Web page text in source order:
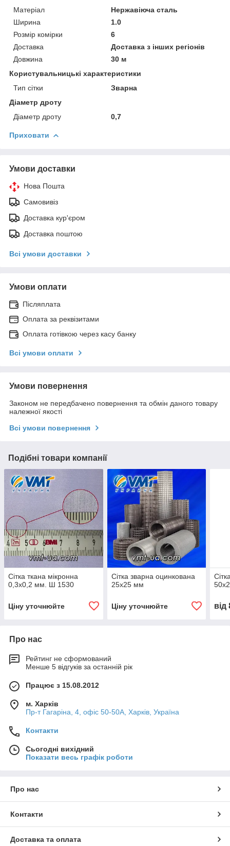
Матеріал
Нержавіюча сталь
Ширина
1.0
Розмір комірки
6
Доставка
Доставка з інших регіонів
Довжина
30 м
Користувальницькі характеристики
Тип сітки
Зварна
Діаметр дроту
Діаметр дроту
0,7
Приховати
Умови доставки
Нова Пошта
Самовивіз
Доставка кур'єром
Доставка поштою
Всі умови доставки
Умови оплати
Післяплата
Оплата за реквізитами
Оплата готівкою через касу банку
Всі умови оплати
Умови повернення
Законом не передбачено повернення та обмін даного товару
належної якості
Всі умови повернення
Подібні товари компанії
Сітка ткана мікронна
0,3х0,2 мм. Ш 1530
Ціну уточнюйте
Сітка зварна оцинкована
25х25 мм
Ціну уточнюйте від
Про нас
Рейтинг не сформований
Менше 5 відгуків за останній рік
Працює з 15.08.2012
м. Харків
Пр-т Гагаріна, 4, офіс 50-50A, Харків, Україна
Контакти
Сьогодні вихідний
Показати весь графік роботи
Про нас
Контакти
Доставка та оплата